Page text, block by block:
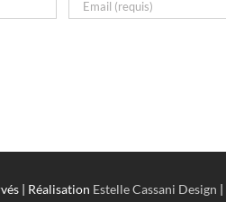
| Réalisation Estelle Cassani Design |